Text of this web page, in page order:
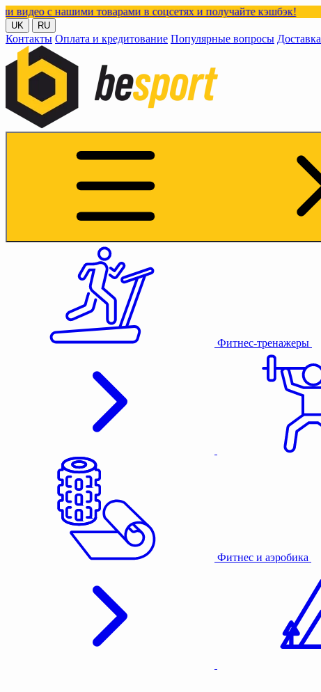
товарами в соцсетях и получайте кэшбэк!
UK RU
Контакты Оплата и кредитование Популярные вопросы Доставка
Фитнес-тренажеры
Фитнес и аэробика